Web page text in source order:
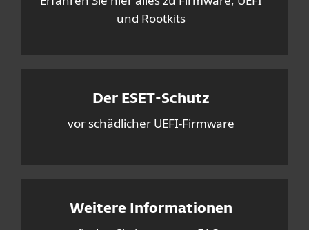
und Rootkits
Der ESET-Schutz
vor schädlicher UEFI-Firmware
Weitere Informationen